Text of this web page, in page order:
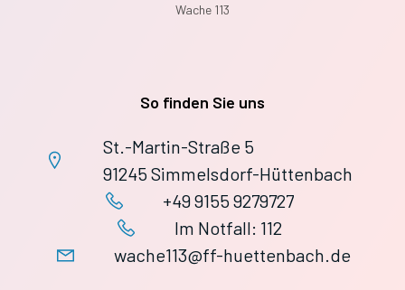
Wache 113
So finden Sie uns
St.-Martin-Straße 5
91245 Simmelsdorf-Hüttenbach
+49 9155 9279727
Im Notfall: 112
wache113@ff-huettenbach.de